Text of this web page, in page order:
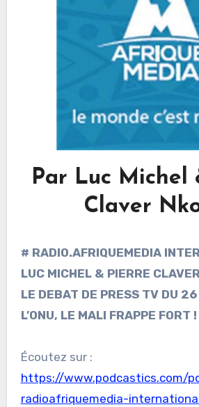
Par Luc Michel
Claver
# RADIO.AFRIQUEMEDIA
LUC MICHEL & PIERRE
LE DEBAT DE PRESS TV DU
L’ONU, LE MALI FRAPPE FORT !
Écoutez sur :
https://www.podcastics.com/
radioafriquemedia-